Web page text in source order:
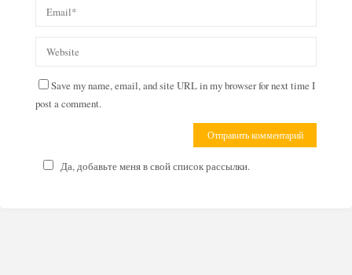
Save my name, email, and site URL in my browser for next time I
post a comment.
Да, добавьте меня в свой список рассылки.